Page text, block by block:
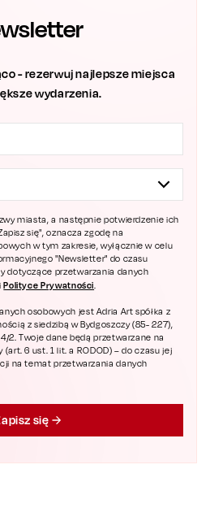
- rezerwuj najlepsze miejsca
wydarzenia.
miasta, a następnie potwierdzenie ich
się", oznacza zgodę na
w tym zakresie, wyłącznie w celu
"Newsletter" do czasu
dotyczące przetwarzania danych
i Polityce Prywatności.
osobowych jest Adria Art spółka z
z siedzibą w Bydgoszczy (85- 227),
2. Twoje dane będą przetwarzane na
6 ust. 1 lit. a RODOD) – do czasu jej
na temat przetwarzania danych
się